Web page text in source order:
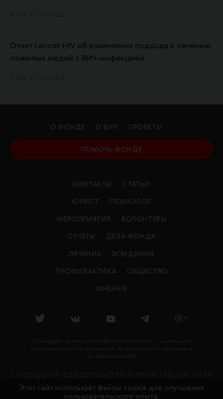
Отчет Lancet HIV об изменении подхода к лечению
пожилых людей с ВИЧ-инфекцией
О ФОНДЕ О ВИЧ ПРОЕКТЫ
ПОМОЧЬ ФОНДУ
КОНТАКТЫ СТАТЬИ
ЮРИСТ ПСИХОЛОГ
МЕРОПРИЯТИЯ ВОЛОНТЕРЫ
ОТЧЕТЫ ДЕЛА ФОНДА
ЛЕЧЕНИЕ ЭПИДЕМИЯ
ПРОФИЛАКТИКА ОБЩЕСТВО
МНЕНИЕ
ФС 77 - 79478 ВЫДАНО РОСКОМНАДЗОРОМ 27.11.2020
Этот сайт использует файлы cookie для улучшения
пользовательского опыта.